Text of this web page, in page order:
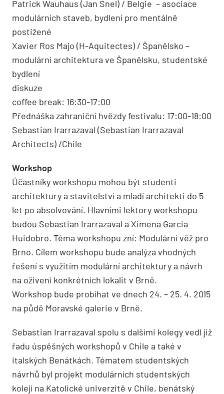
Patrick Wauhaus (Jan Snel) / Belgie – asociace
modulárních staveb, bydlení pro mentálně
postižené
Xavier Ros Majo (H-Aquitectes) / Španělsko –
modulární architektura ve Španělsku, studentské
bydlení
diskuze
coffee break: 16:30-17:00
Přednáška zahraniční hvězdy festivalu: 17:00-18:00
Sebastian Irarrazaval (Sebastian Irarrazaval
Architects) /Chile
Workshop
Účastníky workshopu mohou být studenti
architektury a stavitelství a mladí architekti do 5
let po absolvování. Hlavními lektory workshopu
budou Sebastian Irarrazaval a Ximena Garcia
Huidobro. Téma workshopu zní: Modulární věž pro
Brno. Cílem workshopu bude analýza vhodných
řešení s využitím modulární architektury a návrh
na oživení konkrétních lokalit v Brně.
Workshop bude probíhat ve dnech 24. – 25. 4. 2015
na půdě Moravské galerie v Brně.
Sebastian Irarrazaval spolu s dalšími kolegy vedl již
řadu úspěšných workshopů v Chile a také v
italských Benátkách. Tématem studentských
návrhů byl projekt modulárních studentských
kolejí na Katolické univerzitě v Chile, benátský